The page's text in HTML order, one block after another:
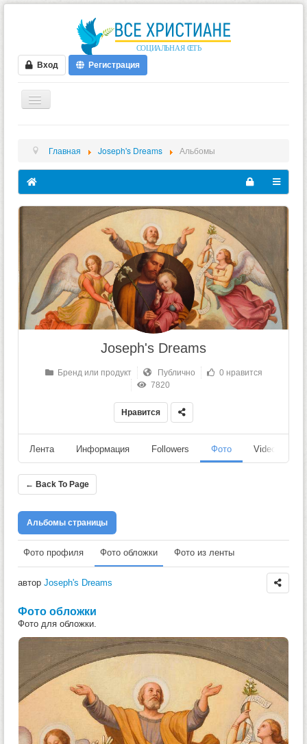
Вход Регистрация
ФОРУМ
ВИДЕО
БЛОГИ
МУЗЫКА
БИБЛИЯ
ОПРОСЫ
НОВОСТИ
Главная Joseph's Dreams Альбомы
Joseph's Dreams
Бренд или продукт Публично
0 нравится
7820
Нравится
Лента Информация Followers Фото Videos
← Back To Page
Альбомы страницы
Фото профиля Фото обложки Фото из ленты
автор Joseph's Dreams
Фото обложки
Фото для обложки.